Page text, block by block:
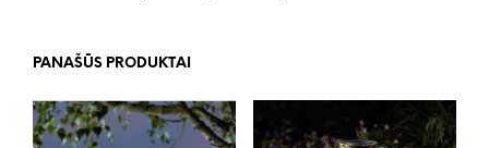
PANAŠŪS PRODUKTAI